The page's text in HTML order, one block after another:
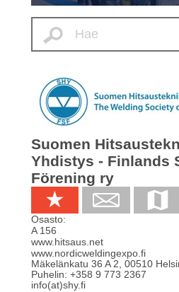
Suomen
Yhdistys - Finlands
Förening ry
Osasto:
A 156
www.hitsaus.net
www.nordicweldingexpo.fi
Mäkelänkatu 36 A 2 00510
Puhelin: +358 9 773 2367
info(at)shy.fi